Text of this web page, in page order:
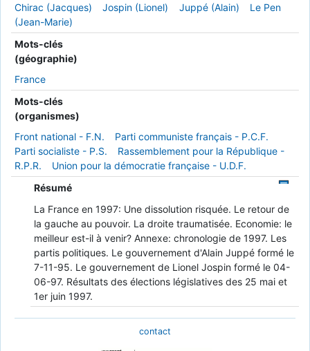
Chirac (Jacques)
Jospin (Lionel) Juppé (Alain)
Le Pen
(Jean-Marie)
Mots-clés
(géographie)
France
Mots-clés
(organismes)
Front national - F.N.
Parti communiste français - P.C.F.
Parti socialiste - P.S.
Rassemblement pour la République -
R.P.R.
Union pour la démocratie française - U.D.F.
Résumé
La France en 1997: Une dissolution risquée. Le retour de
la gauche au pouvoir. La droite traumatisée. Economie: le
meilleur est-il à venir? Annexe: chronologie de 1997. Les
partis politiques. Le gouvernement d'Alain Juppé formé le
7-11-95. Le gouvernement de Lionel Jospin formé le 04-
06-97. Résultats des élections législatives des 25 mai et
1er juin 1997.
contact